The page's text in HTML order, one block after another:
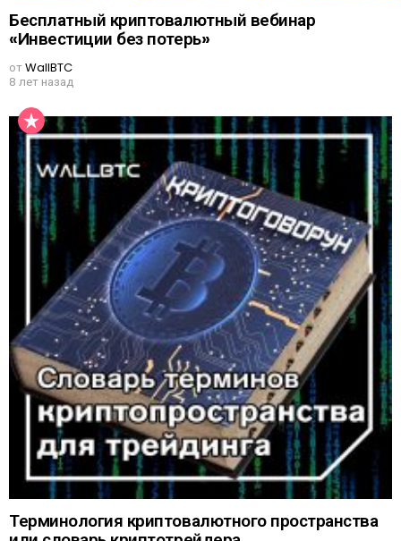
Бесплатный криптовалютный вебинар
«Инвестиции без потерь»
отWallBTC
8 лет назад
Терминология криптовалютного пространства